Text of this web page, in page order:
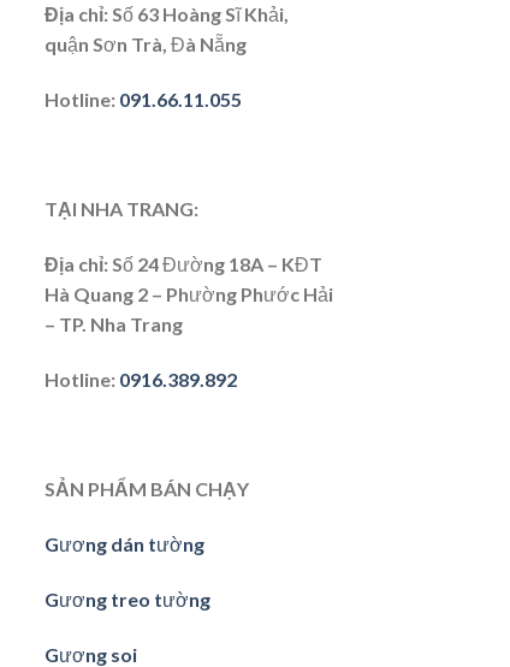
Địa chỉ:Số 63 Hoàng Sĩ Khải,
quận Sơn Trà, Đà Nẵng
Hotline: 091.66.11.055
TẠI NHA TRANG:
Địa chỉ: Số 24 Đường 18A – KĐT
Hà Quang 2 – Phường Phước Hải
– TP. Nha Trang
Hotline: 0916.389.892
SẢN PHẨM BÁN CHẠY
Gương dán tường
Gương treo tường
Gương soi